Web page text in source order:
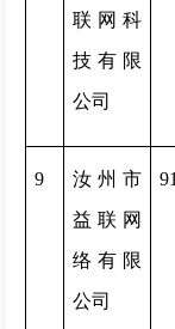
联网科
技有限
公司
9
汝州市
益联网
络有限
公司